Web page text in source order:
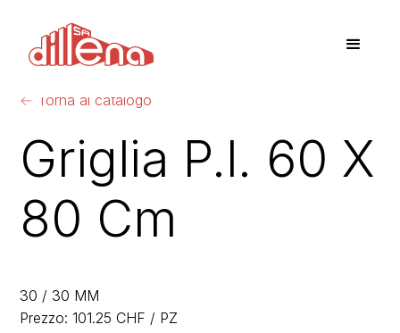
← Torna al catalogo
Griglia P.l. 60 X
80 Cm
30 / 30 MM
Prezzo: 101.25 CHF / PZ